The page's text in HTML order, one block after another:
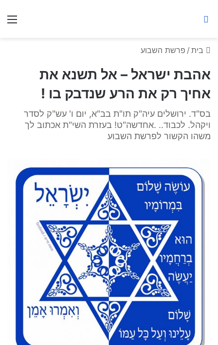
בית / פרשת השבוע
אהבת ישראל – אל תשנא את
אחיך רק את הרע שנדבק בו !
בס"ד. ירושלים עיה"ק תו"ת בב"א, יום ו' עש"ק לסדר
ויקהל. לכבוד.. .אחדשה"ט! בעזרת השי"ת אכתוב לך
משהו הקשור לפרשת השבוע